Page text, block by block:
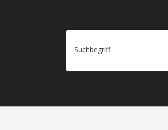
Suchbegriff